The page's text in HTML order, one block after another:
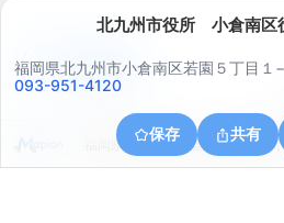
北九州市役所 小倉南区
福岡県北九州市小倉南区若園５丁目１
093-951-4120
保存 共有
アプリで見る